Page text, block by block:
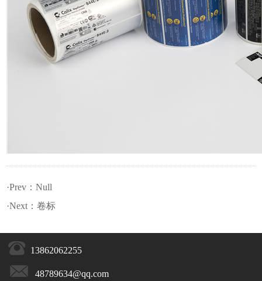
·Prev：Null
·Next：卷标
13862062255
48789634@qq.com